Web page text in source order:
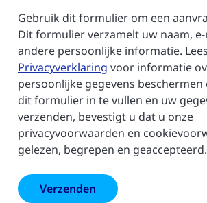
Gebruik dit formulier om een
Dit formulier verzamelt uw naam,
andere persoonlijke informatie.
Privacyverklaring voor informatie
persoonlijke gegevens
dit formulier in te vullen en uw
verzenden, bevestigt u dat u onze
privacyvoorwaarden en
gelezen, begrepen en geaccepteerd.